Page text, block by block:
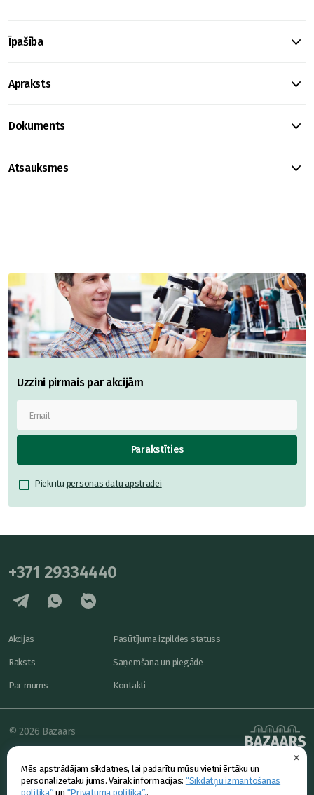
×
Mēs apstrādājam sīkdatnes, lai padarītu mūsu vietni ērtāku un
personalizētāku jums. Vairāk informācijas: “Sīkdatņu izmantošanas
politika” un “Privātuma politika”..
Īpašība
Apraksts
Dokuments
Atsauksmes
Uzzini pirmais par akcijām
Parakstīties
Piekrītu personas datu apstrādei
+371 29334440
Akcijas
Raksts
Par mums
Pasūtījuma izpildes statuss
Saņemšana un piegāde
Kontakti
powered by
© 2026 Bazaars
Konfidencialitāte
Piedāvājums